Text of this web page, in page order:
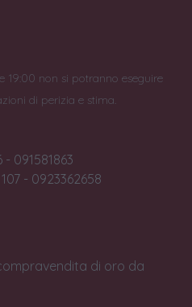
19:00 non si potranno eseguire
di perizia e stima.
091581863
- 0923362658
di oro da